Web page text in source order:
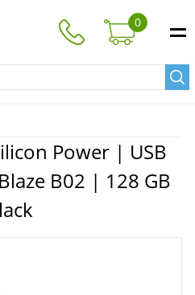
0
B02 | 128 GB